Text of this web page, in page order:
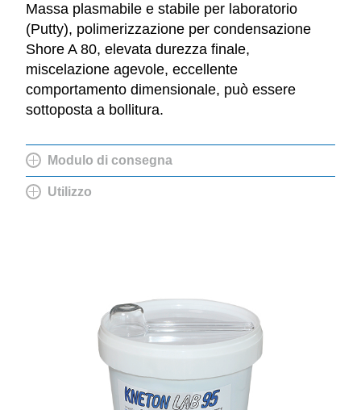
Massa plasmabile e stabile per laboratorio
(Putty), polimerizzazione per condensazione
Shore A 80, elevata durezza finale,
miscelazione agevole, eccellente
comportamento dimensionale, può essere
sottoposta a bollitura.
Modulo di consegna
Utilizzo